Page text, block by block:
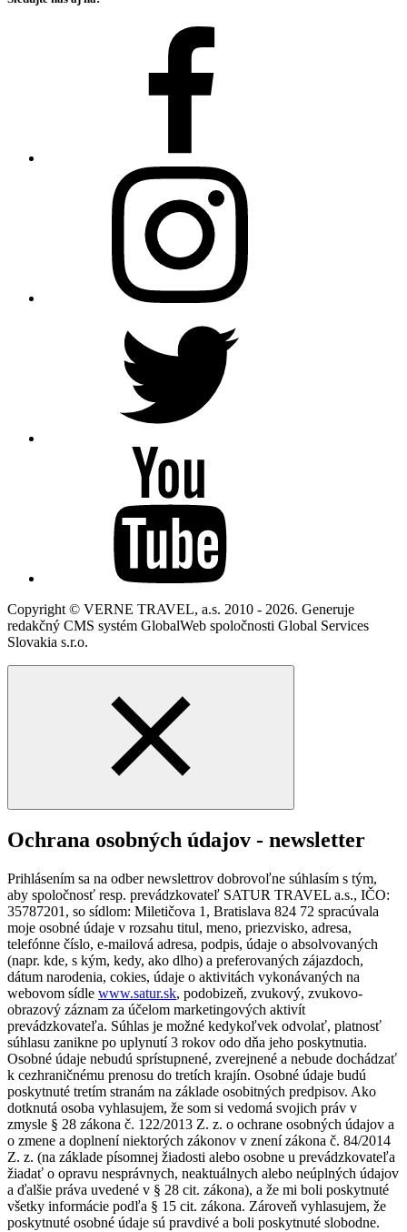
Copyright © VERNE TRAVEL, a.s. 2010 - 2026. Generuje
redakčný CMS systém GlobalWeb spoločnosti Global Services
Slovakia s.r.o.
Ochrana osobných údajov - newsletter
Prihlásením sa na odber newslettrov dobrovoľne súhlasím s tým,
aby spoločnosť resp. prevádzkovateľ SATUR TRAVEL a.s., IČO:
35787201, so sídlom: Miletičova 1, Bratislava 824 72 spracúvala
moje osobné údaje v rozsahu titul, meno, priezvisko, adresa,
telefónne číslo, e-mailová adresa, podpis, údaje o absolvovaných
(napr. kde, s kým, kedy, ako dlho) a preferovaných zájazdoch,
dátum narodenia, cokies, údaje o aktivitách vykonávaných na
webovom sídle www.satur.sk, podobizeň, zvukový, zvukovo-
obrazový záznam za účelom marketingových aktivít
prevádzkovateľa. Súhlas je možné kedykoľvek odvolať, platnosť
súhlasu zanikne po uplynutí 3 rokov odo dňa jeho poskytnutia.
Osobné údaje nebudú sprístupnené, zverejnené a nebude dochádzať
k cezhraničnému prenosu do tretích krajín. Osobné údaje budú
poskytnuté tretím stranám na základe osobitných predpisov. Ako
dotknutá osoba vyhlasujem, že som si vedomá svojich práv v
zmysle § 28 zákona č. 122/2013 Z. z. o ochrane osobných údajov a
o zmene a doplnení niektorých zákonov v znení zákona č. 84/2014
Z. z. (na základe písomnej žiadosti alebo osobne u prevádzkovateľa
žiadať o opravu nesprávnych, neaktuálnych alebo neúplných údajov
a ďalšie práva uvedené v § 28 cit. zákona), a že mi boli poskytnuté
všetky informácie podľa § 15 cit. zákona. Zároveň vyhlasujem, že
poskytnuté osobné údaje sú pravdivé a boli poskytnuté slobodne.